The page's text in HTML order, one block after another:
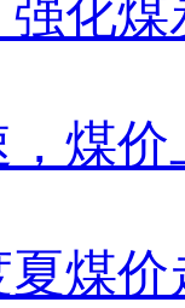
化
煤
煤价